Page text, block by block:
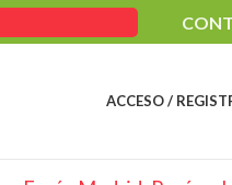
ACCESO /